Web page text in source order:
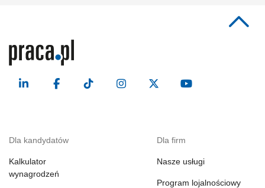
Dla kandydatów
Kalkulator
wynagrodzeń
Dla firm
Nasze usługi
Program lojalnościowy